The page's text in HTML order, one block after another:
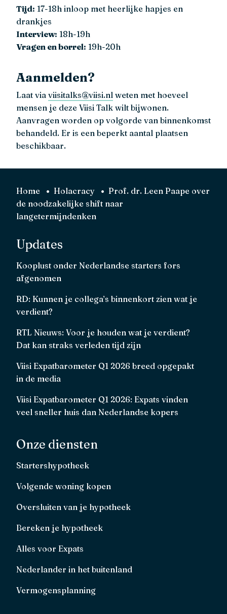
Tijd: 17-18h inloop met heerlijke hapjes en
drankjes
Interview: 18h-19h
Vragen en borrel: 19h-20h
Aanmelden?
Laat via viisitalks@viisi.nl weten met hoeveel
mensen je deze Viisi Talk wilt bijwonen.
Aanvragen worden op volgorde van binnenkomst
behandeld. Er is een beperkt aantal plaatsen
beschikbaar.
Home Holacracy
Prof. dr. Leen Paape over
de noodzakelijke shift naar
langetermijndenken
Updates
Kooplust onder Nederlandse starters fors
afgenomen
RD: Kunnen je collega’s binnenkort zien wat je
verdient?
RTL Nieuws: Voor je houden wat je verdient?
Dat kan straks verleden tijd zijn
Viisi Expatbarometer Q1 2026 breed opgepakt
in de media
Viisi Expatbarometer Q1 2026: Expats vinden
veel sneller huis dan Nederlandse kopers
Onze diensten
Startershypotheek
Volgende woning kopen
Oversluiten van je hypotheek
Bereken je hypotheek
Alles voor Expats
Nederlander in het buitenland
Vermogensplanning